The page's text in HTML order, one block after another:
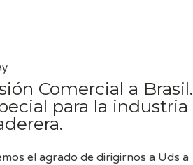
Comercial a Brasil.
para la industria
el agrado de dirigirnos a Uds a